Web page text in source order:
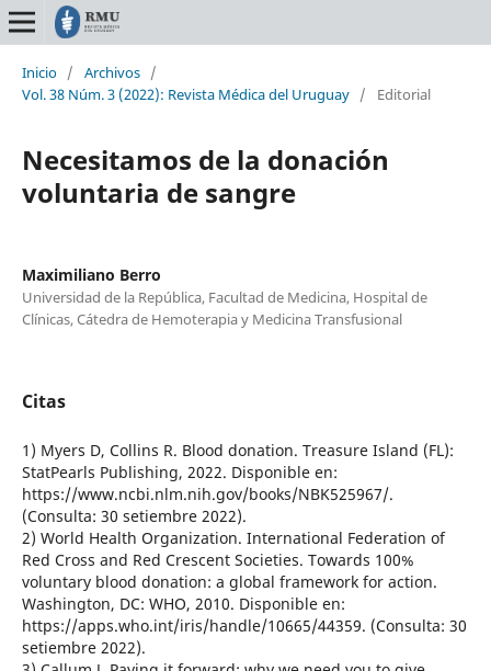
Inicio / Archivos /
Vol. 38 Núm. 3 (2022): Revista Médica del Uruguay / Editorial
Necesitamos de la donación
voluntaria de sangre
Maximiliano Berro
Universidad de la República, Facultad de Medicina, Hospital de
Clínicas, Cátedra de Hemoterapia y Medicina Transfusional
Citas
1) Myers D, Collins R. Blood donation. Treasure Island (FL):
StatPearls Publishing, 2022. Disponible en:
https://www.ncbi.nlm.nih.gov/books/NBK525967/.
(Consulta: 30 setiembre 2022).
2) World Health Organization. International Federation of
Red Cross and Red Crescent Societies. Towards 100%
voluntary blood donation: a global framework for action.
Washington, DC: WHO, 2010. Disponible en:
https://apps.who.int/iris/handle/10665/44359. (Consulta: 30
setiembre 2022).